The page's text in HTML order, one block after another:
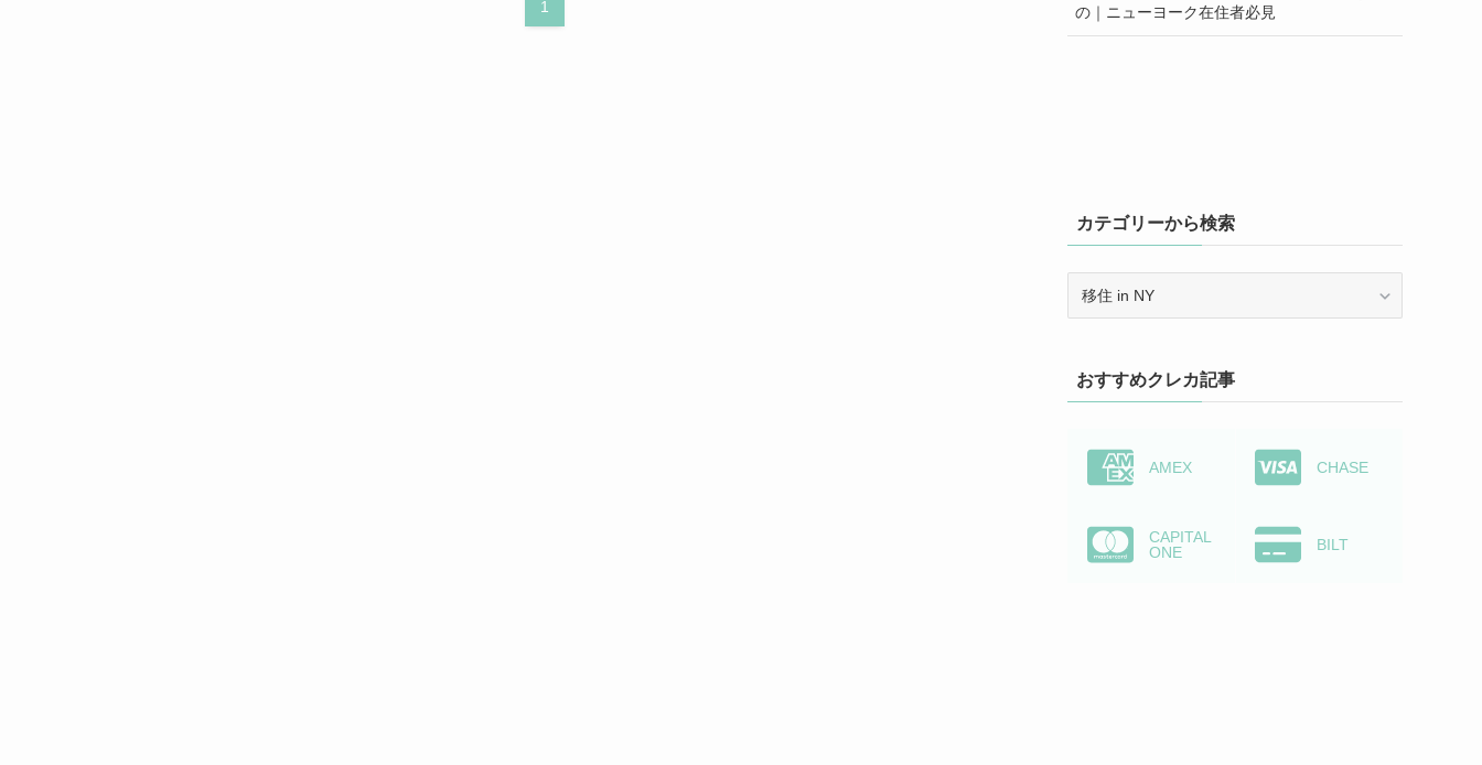
1
の｜ニューヨーク在住者必見
カテゴリーから検索
ー
か
おすすめクレカ記事
AMEX CHASE
CAPITAL
ONE
BILT